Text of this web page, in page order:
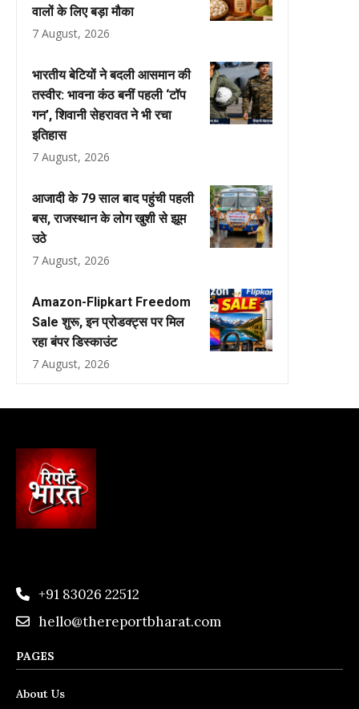
वालों के लिए बड़ा मौका
7 August, 2026
भारतीय बेटियों ने बदली आसमान की
तस्वीर: भावना कंठ बनीं पहली ‘टॉप
गन’, शिवानी सेहरावत ने भी रचा
इतिहास
7 August, 2026
आजादी के 79 साल बाद पहुंची पहली
बस, राजस्थान के लोग खुशी से झूम
उठे
7 August, 2026
Amazon-Flipkart Freedom
Sale शुरू, इन प्रोडक्ट्स पर मिल
रहा बंपर डिस्काउंट
7 August, 2026
+91 83026 22512
hello@thereportbharat.com
PAGES
About Us